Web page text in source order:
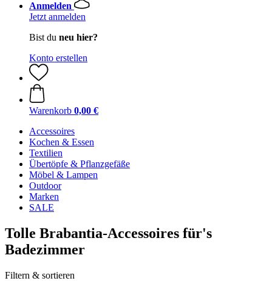
Anmelden
Jetzt anmelden
Bist du neu hier?
Konto erstellen
Warenkorb 0,00 €
Accessoires
Kochen & Essen
Textilien
Übertöpfe & Pflanzgefäße
Möbel & Lampen
Outdoor
Marken
SALE
Tolle Brabantia-Accessoires für's
Badezimmer
Filtern & sortieren